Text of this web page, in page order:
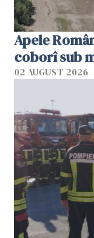
Apele
coborî sub
02 AUGUST 2026